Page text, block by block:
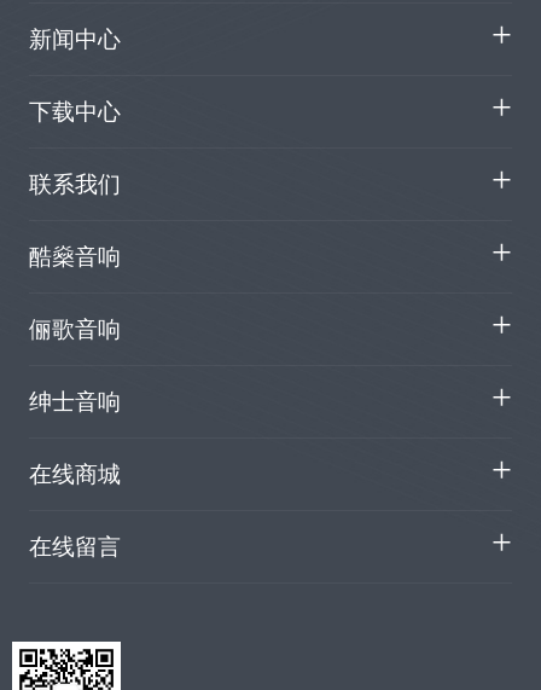
新闻中心
下载中心
联系我们
酷燊音响
俪歌音响
绅士音响
在线商城
在线留言